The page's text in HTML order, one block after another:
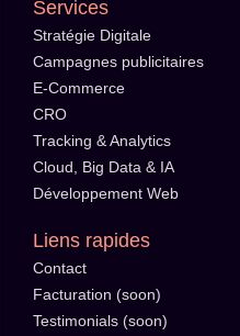
Services
Stratégie Digitale
Campagnes publicitaires
E-Commerce
CRO
Tracking & Analytics
Cloud, Big Data & IA
Développement Web
Liens rapides
Contact
Facturation (soon)
Testimonials (soon)